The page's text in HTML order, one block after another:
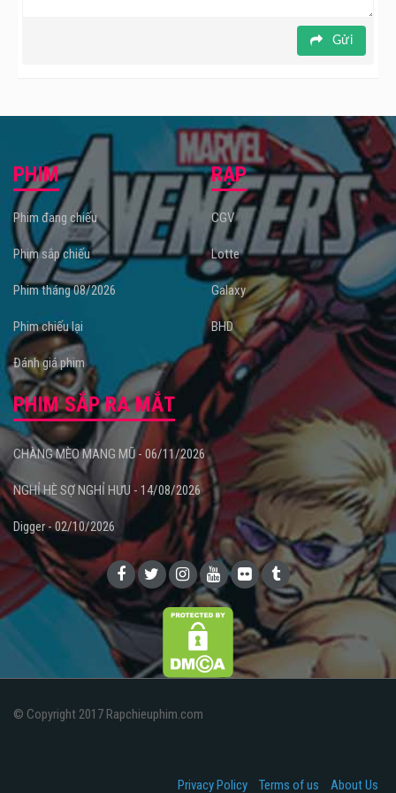
Gửi
PHIM
Phim đang chiếu
Phim sắp chiếu
Phim tháng 08/2026
Phim chiếu lại
Đánh giá phim
RẠP
CGV
Lotte
Galaxy
BHD
PHIM SẮP RA MẮT
CHÀNG MÈO MANG MŨ - 06/11/2026
NGHỈ HÈ SỢ NGHỈ HƯU - 14/08/2026
Digger - 02/10/2026
© Copyright 2017 Rapchieuphim.com
Privacy Policy Terms of us About Us